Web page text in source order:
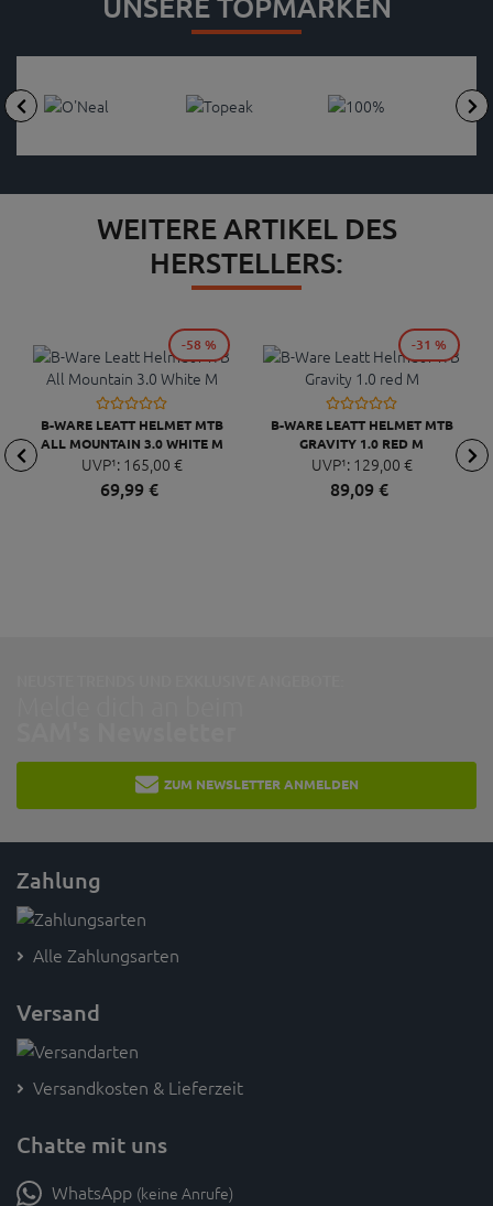
WEITERE ARTIKEL DES
HERSTELLERS:
B-WARE LEATT HELMET MTB
ALL MOUNTAIN 3.0 WHITE M
UVP¹: 165,00 €
69,99 €
-58 %
B-WARE LEATT HELMET MTB
GRAVITY 1.0 RED M
UVP¹: 129,00 €
89,09 €
-31 %
ZUM NEWSLETTER ANMELDEN
Zahlung
Alle Zahlungsarten
Versand
Versandkosten & Lieferzeit
Chatte mit uns
WhatsApp (keine Anrufe)